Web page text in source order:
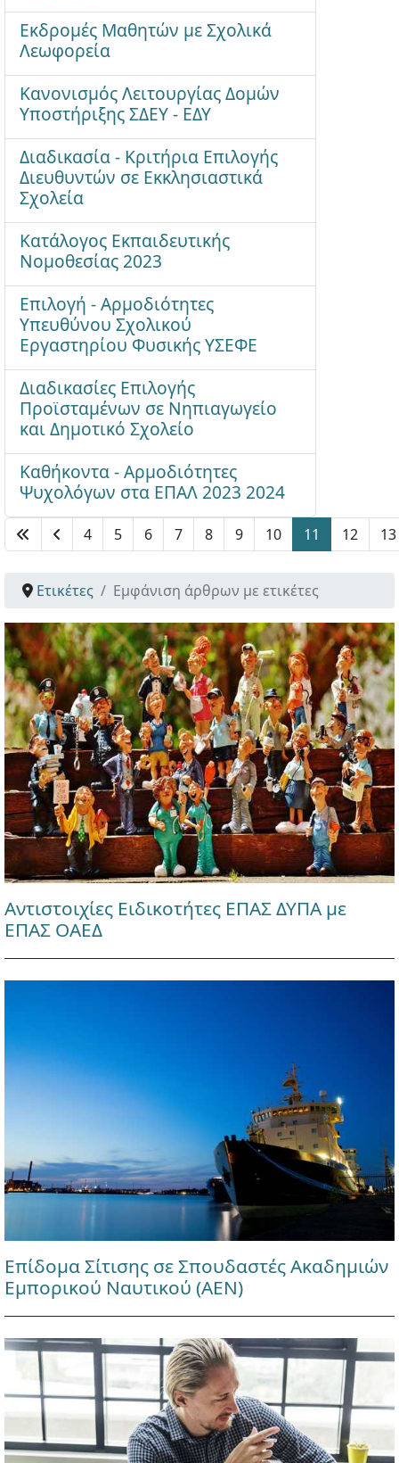
Εκδρομές Μαθητών με Σχολικά
Λεωφορεία
Κανονισμός Λειτουργίας Δομών
Υποστήριξης ΣΔΕΥ - ΕΔΥ
Διαδικασία - Κριτήρια Επιλογής
Διευθυντών σε Εκκλησιαστικά
Σχολεία
Κατάλογος Εκπαιδευτικής
Νομοθεσίας 2023
Επιλογή - Αρμοδιότητες
Υπευθύνου Σχολικού
Εργαστηρίου Φυσικής ΥΣΕΦΕ
Διαδικασίες Επιλογής
Προϊσταμένων σε Νηπιαγωγείο
και Δημοτικό Σχολείο
Καθήκοντα - Αρμοδιότητες
Ψυχολόγων στα ΕΠΑΛ 2023 2024
Σελίδα 11 από 13
4 5 6 7 8 9 10 11 12 13
Ετικέτες Εμφάνιση άρθρων με ετικέτες
Αντιστοιχίες Ειδικοτήτες ΕΠΑΣ ΔΥΠΑ με
ΕΠΑΣ ΟΑΕΔ
Επίδομα Σίτισης σε Σπουδαστές Ακαδημιών
Εμπορικού Ναυτικού (ΑΕΝ)